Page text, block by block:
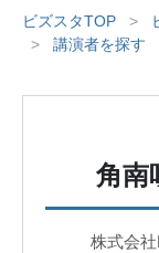
ビズスタTOP >
>
講演者を探す
角南
株式会